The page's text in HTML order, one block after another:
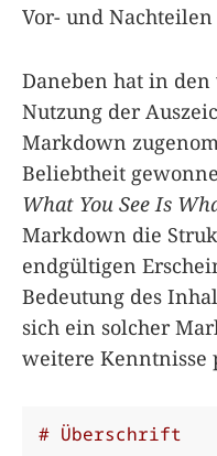
Vor- und Nachteilen
Daneben hat in den
Nutzung der
Markdown
Beliebtheit
What You See Is
Markdown die
endgültigen
Bedeutung des
sich ein solcher
weitere Kenntnisse
# Überschrift